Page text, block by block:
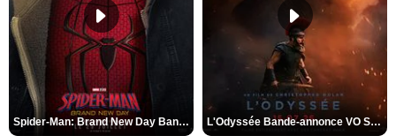
Spider-Man: Brand New Day Bande-annonce VO STFR L'Odyssée Bande-annonce VO STFR